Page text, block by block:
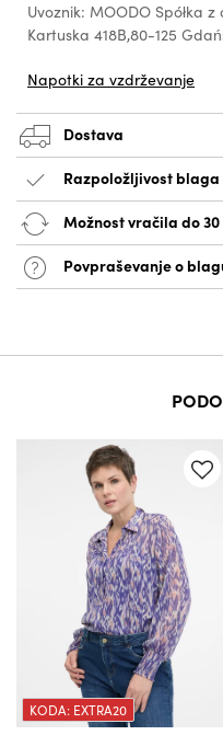
Uvoznik: MOODO Spółka
Kartuska 418B,80-125
Napotki za vzdrževanje
Dostava
Razpoložljivost blaga
Možnost vračila do 30
Povpraševanje o
KODA: EXTRA20